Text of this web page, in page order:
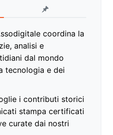
coordina la
analisi e
dal mondo
tecnologia e dei
i contributi storici
stampa certificati
curate dai nostri